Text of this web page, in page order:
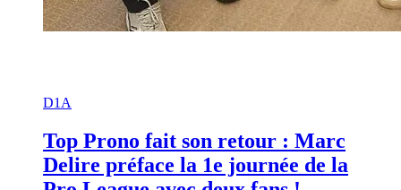
D1A
Top Prono fait son retour : Marc
Delire préface la 1e journée de la